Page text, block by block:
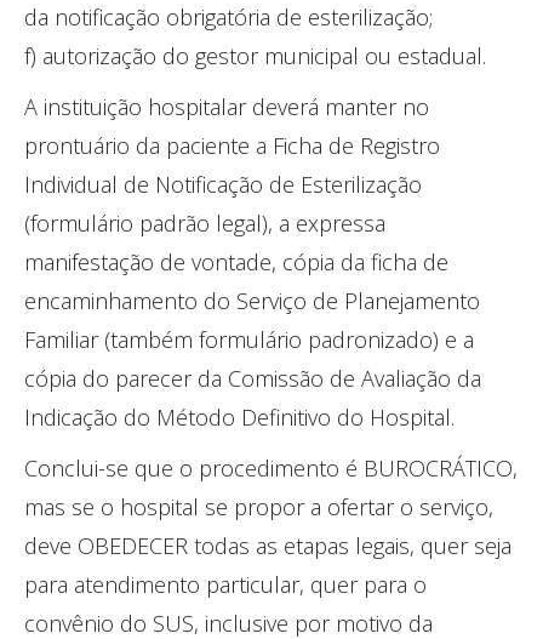
da notificação obrigatória de esterilização;
f) autorização do gestor municipal ou estadual.
A instituição hospitalar deverá manter no
prontuário da paciente a Ficha de Registro
Individual de Notificação de Esterilização
(formulário padrão legal), a expressa
manifestação de vontade, cópia da ficha de
encaminhamento do Serviço de Planejamento
Familiar (também formulário padronizado) e a
cópia do parecer da Comissão de Avaliação da
Indicação do Método Definitivo do Hospital.
Conclui-se que o procedimento é BUROCRÁTICO,
mas se o hospital se propor a ofertar o serviço,
deve OBEDECER todas as etapas legais, quer seja
para atendimento particular, quer para o
convênio do SUS, inclusive por motivo da